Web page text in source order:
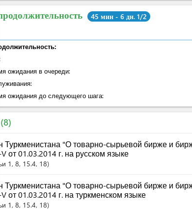
45 мин - 6 дн. 1/2
ожидания в очереди:
ожидания до следующего шага:
8
Туркменистана "О товарно-сырьевой бирже и
от 01.03.2014 г. на русском языке
1 , 8, 15.4, 18
Туркменистана "О товарно-сырьевой бирже и
от 01.03.2014 г. на туркменском языке
1 , 8, 15.4, 18